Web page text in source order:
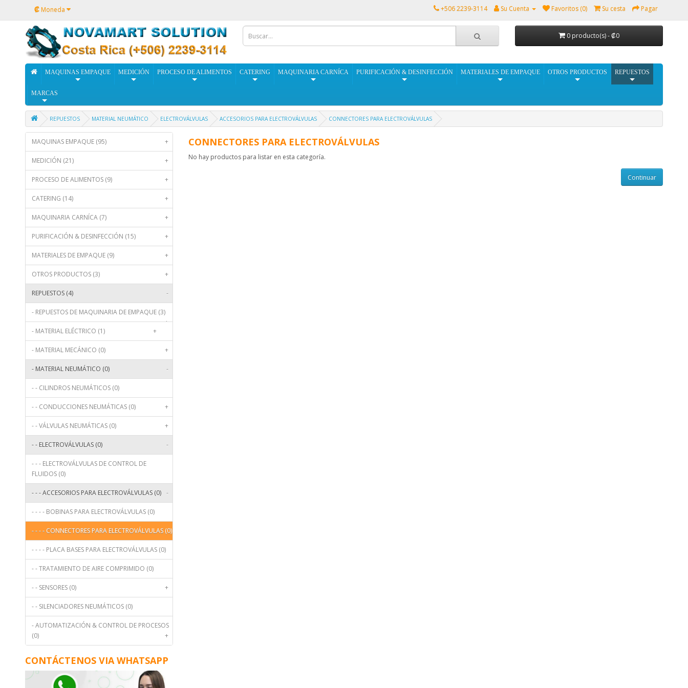
₡ Moneda +506 2239-3114 Su Cuenta Favoritos (0) Su cesta Pagar
0 producto(s) - ₡0
MAQUINAS EMPAQUE MEDICIÓN PROCESO DE ALIMENTOS CATERING MAQUINARIA CARNÍCA PURIFICACIÓN & DESINFECCIÓN MATERIALES DE EMPAQUE OTROS PRODUCTOS REPUESTOS
MARCAS
REPUESTOS MATERIAL NEUMÁTICO ELECTROVÁLVULAS ACCESORIOS PARA ELECTROVÁLVULAS CONNECTORES PARA ELECTROVÁLVULAS
MAQUINAS EMPAQUE (95) +
MEDICIÓN (21) +
PROCESO DE ALIMENTOS (9) +
CATERING (14) +
MAQUINARIA CARNÍCA (7) +
PURIFICACIÓN & DESINFECCIÓN (15) +
MATERIALES DE EMPAQUE (9) +
OTROS PRODUCTOS (3) +
REPUESTOS (4) -
- REPUESTOS DE MAQUINARIA DE EMPAQUE (3)
+
- MATERIAL ELÉCTRICO (1)
+
- MATERIAL MECÁNICO (0) +
- MATERIAL NEUMÁTICO (0) -
- - CILINDROS NEUMÁTICOS (0)
- - CONDUCCIONES NEUMÁTICAS (0) +
- - VÁLVULAS NEUMÁTICAS (0) +
- - ELECTROVÁLVULAS (0) -
- - - ELECTROVÁLVULAS DE CONTROL DE
FLUIDOS (0)
- - - ACCESORIOS PARA ELECTROVÁLVULAS (0) -
- - - - BOBINAS PARA ELECTROVÁLVULAS (0)
- - - - CONNECTORES PARA ELECTROVÁLVULAS (0)
- - - - PLACA BASES PARA ELECTROVÁLVULAS (0)
- - TRATAMIENTO DE AIRE COMPRIMIDO (0)
- - SENSORES (0) +
- - SILENCIADORES NEUMÁTICOS (0)
- AUTOMATIZACIÓN & CONTROL DE PROCESOS
(0)
+
CONTÁCTENOS VIA WHATSAPP
CONNECTORES PARA ELECTROVÁLVULAS
No hay productos para listar en esta categoría.
Continuar